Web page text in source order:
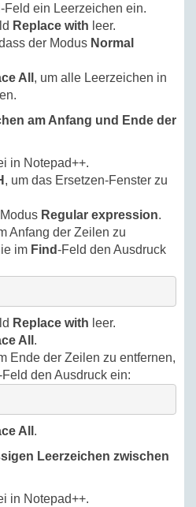
-Feld ein Leerzeichen ein.
Replace with leer.
der Modus Normal
All , um alle Leerzeichen in
am Anfang und Ende der
in Notepad++.
, um das Ersetzen-Fenster zu
Regular expression.
Anfang der Zeilen zu
im Find-Feld den Ausdruck
Replace with leer.
All .
Ende der Zeilen zu entfernen,
Feld den Ausdruck ein:
All .
Leerzeichen zwischen
in Notepad++.